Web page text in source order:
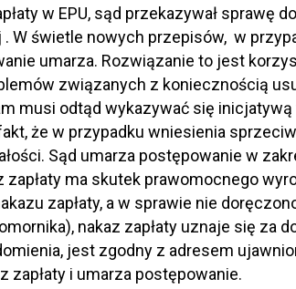
w EPU, sąd przekazywał sprawę
W świetle nowych przepisów, w
umarza. Rozwiązanie to jest
związanych z koniecznością
musi odtąd wykazywać się
że w przypadku wniesienia
Sąd umarza postępowanie w
zapłaty ma skutek prawomocnego
zapłaty, a w sprawie nie
nakaz zapłaty uznaje się za
jest zgodny z adresem
zapłaty i umarza postępowanie.